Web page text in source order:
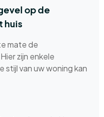
op de
huis
mate de
zijn enkele
stijl van uw woning kan